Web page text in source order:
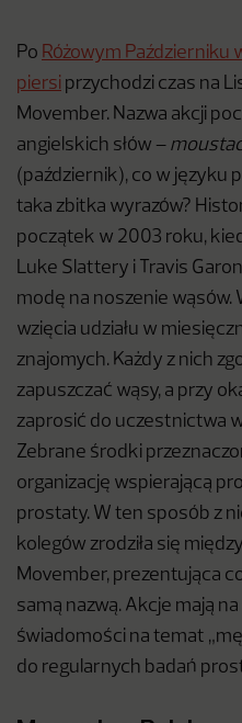
Po Różowym Październiku
piersi przychodzi czas na
Movember. Nazwa akcji
angielskich słów –
(październik), co w języku
taka zbitka wyrazów?
początek w 2003 roku,
Luke Slattery i Travis
modę na noszenie wąsów.
wzięcia udziału w
znajomych. Każdy z nich
zapuszczać wąsy, a przy
zaprosić do uczestnictwa
Zebrane środki
organizację wspierającą
prostaty. W ten sposób z
kolegów zrodziła się
Movember, prezentująca
samą nazwą. Akcje mają
świadomości na temat
do regularnych badań